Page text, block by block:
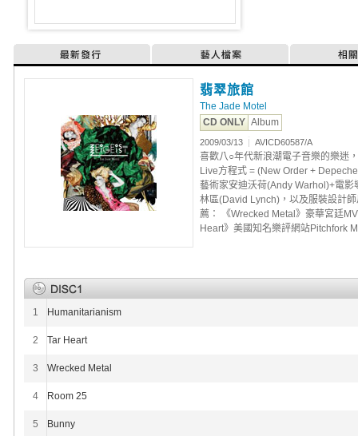
最新發行 藝人檔案 相
翡翠旅館
The Jade Motel
CD ONLY Album
2009/03/13 | AVICD60587/A
喜歡八○年代新浪潮電子音樂的樂迷
Live方程式 = (New Order +
藝術家安迪沃荷(Andy Warhol)+電
林區(David Lynch)，以及服裝設計
薦： 《Wrecked Metal》豪華宮廷
Heart》美國知名樂評網站Pitchfork
1 Humanitarianism
2 Tar Heart
3 Wrecked Metal
4 Room 25
5 Bunny